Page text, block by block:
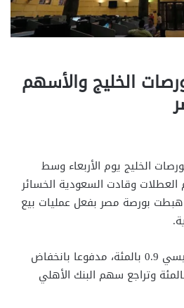
الخليج والأسهم
الخليج يوم الأربعاء وسط
وقادت السعودية الخسائر
هبطت بورصة مصر بفعل عمليات بيع
ونزل المؤشر السعودي الرئيسي 0.9 بالمئة، مدفوعا بانخفاض
مصرف الراجحي 1.8 بالمئة وتراجع سهم البنك الأهلي